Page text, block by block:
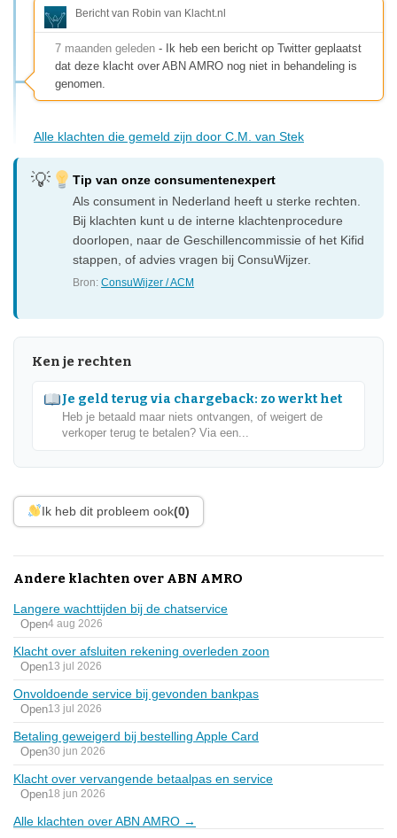
Bericht van Robin van Klacht.nl
7 maanden geleden - Ik heb een bericht op Twitter geplaatst
dat deze klacht over ABN AMRO nog niet in behandeling is
genomen.
Alle klachten die gemeld zijn door C.M. van Stek
Tip van onze consumentenexpert
Als consument in Nederland heeft u sterke rechten.
Bij klachten kunt u de interne klachtenprocedure
doorlopen, naar de Geschillencommissie of het Kifid
stappen, of advies vragen bij ConsuWijzer.
Bron:ConsuWijzer / ACM
Ken je rechten
Je geld terug via chargeback: zo werkt het
Heb je betaald maar niets ontvangen, of weigert de
verkoper terug te betalen? Via een...
Ik heb dit probleem ook(0)
Andere klachten over ABN AMRO
Langere wachttijden bij de chatservice
Open4 aug 2026
Klacht over afsluiten rekening overleden zoon
Open13 jul 2026
Onvoldoende service bij gevonden bankpas
Open13 jul 2026
Betaling geweigerd bij bestelling Apple Card
Open30 jun 2026
Klacht over vervangende betaalpas en service
Open18 jun 2026
Alle klachten over ABN AMRO →